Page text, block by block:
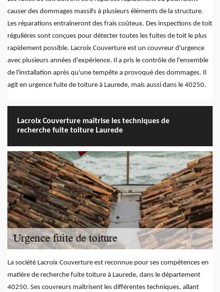
causer des dommages massifs à plusieurs éléments de la structure.
Les réparations entraîneront des frais coûteux. Des inspections de toit
régulières sont conçues pour détecter toutes les fuites de toit le plus
rapidement possible. Lacroix Couverture est un couvreur d'urgence
avec plusieurs années d'expérience. Il a pris le contrôle de l'ensemble
de l'installation après qu'une tempête a provoqué des dommages. Il
agit en urgence fuite de toiture à Laurede, mais aussi dans le 40250.
Lacroix Couverture maîtrise les techniques de
recherche fuite toiture Laurede
La société Lacroix Couverture est reconnue pour ses compétences en
matière de recherche fuite toiture à Laurede, dans le département
40250. Ses couvreurs maîtrisent les différentes techniques, allant